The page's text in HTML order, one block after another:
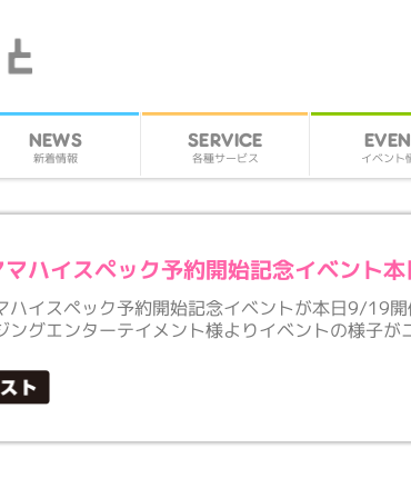
NEWS
新着情報
SERVICE
各種サービス イベント
ハイスペック予約開始記念イベント
ハイスペック予約開始記念イベントが本日9/19開
ングエンターテイメント様よりイベントの様子が